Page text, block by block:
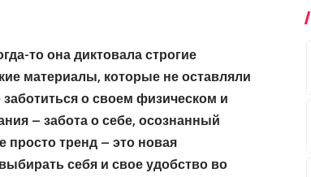
то она диктовала строгие
материалы, которые не оставляли
о своем физическом и
– забота о себе, осознанный
тренд – это новая
себя и свое удобство во